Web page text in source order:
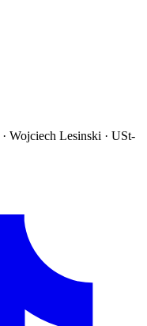
· Wojciech Lesinski · USt-